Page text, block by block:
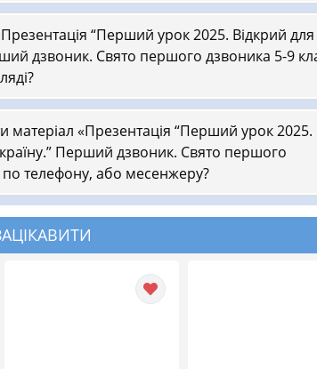
“Перший урок 2025. Відкрий для
дзвоник. Свято першого дзвоника 5-9
«Презентація “Перший урок 2025.
Перший дзвоник. Свято першого
по телефону, або месенжеру?